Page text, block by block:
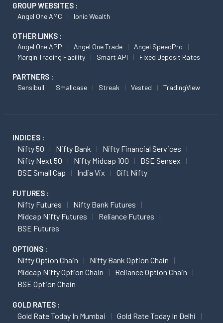
GROUP WEBSITES :
Angel One AMC Ionic Wealth
OTHER LINKS :
Angel One APP Angel One Trade
Angel SpeedPro
Margin Trading Facility
Smart API Fixed Deposit Rates
PARTNERS :
Sensibull Smallcase Streak Vested TradingView
INDICES :
Nifty 50 Nifty Bank
Nifty Financial Services
Nifty Next 50
Nifty Midcap 100
BSE Sensex
BSE Small Cap
India Vix Gift Nifty
FUTURES :
Nifty Futures
Nifty Bank Futures
Midcap Nifty Futures
Reliance Futures
BSE Futures
OPTIONS :
Nifty Option Chain
Nifty Bank Option Chain
Midcap Nifty Option Chain
Reliance Option Chain
BSE Option Chain
GOLD RATES :
Gold Rate Today In Mumbai
Gold Rate Today In Delhi